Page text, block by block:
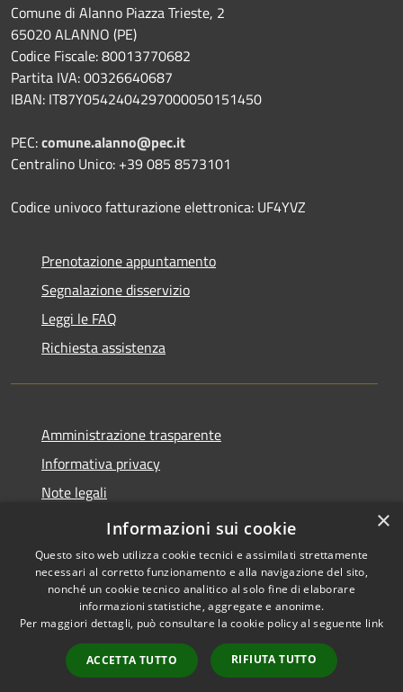
Comune di Alanno Piazza Trieste, 2
65020 ALANNO (PE)
Codice Fiscale: 80013770682
Partita IVA: 00326640687
IBAN: IT87Y0542404297000050151450
PEC:comune.alanno@pec.it
Centralino Unico: +39 085 8573101
Codice univoco fatturazione elettronica: UF4YVZ
Prenotazione appuntamento
Segnalazione disservizio
Leggi le FAQ
Richiesta assistenza
Amministrazione trasparente
Informativa privacy
Note legali
Dichiarazione di accessibilità
Accessibilità
Copyright © 2026 • Comune di
Alanno • Powered by
Municipium•
Accesso
redazione
×
Informazioni sui cookie
Questo sito web utilizza cookie tecnici e assimilati strettamente
necessari al corretto funzionamento e alla navigazione del sito,
nonché un cookie tecnico analitico al solo fine di elaborare
informazioni statistiche, aggregate e anonime.
Per maggiori dettagli, può consultare la cookie policy al seguente link
ACCETTA TUTTO RIFIUTA TUTTO